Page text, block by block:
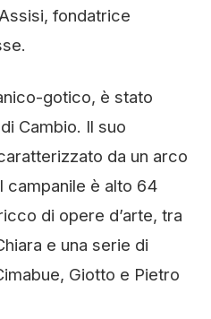
fondatrice
gotico, è stato
Cambio. Il suo
da un arco
campanile è alto 64
di opere d’arte, tra
e una serie di
Giotto e Pietro